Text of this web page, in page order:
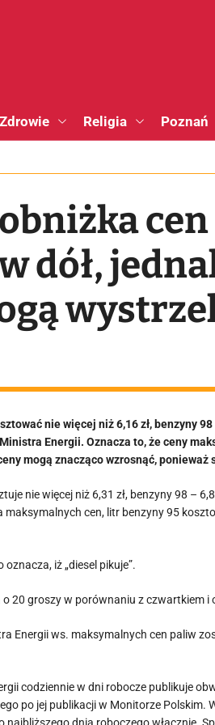
Zdrowie Religia Poznań
dół,
nie więcej niż 6,16 zł, benzyny
Energii. Oznacza to, że ceny
mogą znacząco wzrosnąć,
nie więcej niż 6,31 zł, benzyny 98 –
cen, litr benzyny 95
iż „diesel pikuje”.
o 20 groszy w porównaniu z czwartkiem
Energii ws. maksymalnych cen paliw
codziennie w dni robocze publikuje
po jej publikacji w Monitorze Polskim.